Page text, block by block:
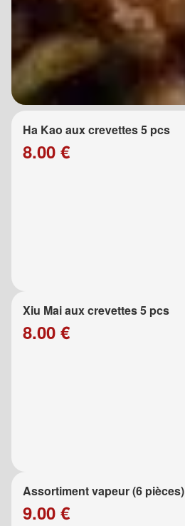
Ha Kao aux crevettes 5 pcs
8.00 €
Xiu Mai aux crevettes 5 pcs
8.00 €
Assortiment vapeur (6 pièces)
9.00 €